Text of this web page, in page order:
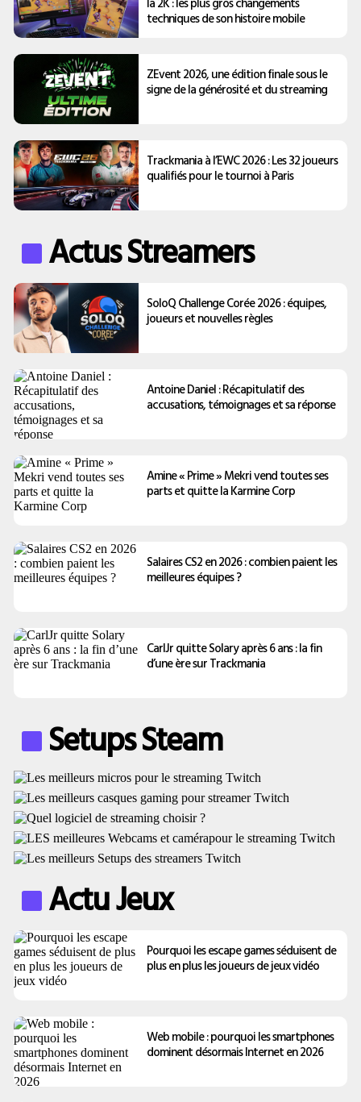
techniques de son histoire mobile
ZEvent 2026, une édition finale sous le
signe de la générosité et du streaming
Trackmania à l’EWC 2026 : Les 32 joueurs
qualifiés pour le tournoi à Paris
Actus Streamers
SoloQ Challenge Corée 2026 : équipes,
joueurs et nouvelles règles
Antoine Daniel : Récapitulatif des
accusations, témoignages et sa réponse
Amine « Prime » Mekri vend toutes ses
parts et quitte la Karmine Corp
Salaires CS2 en 2026 : combien paient les
meilleures équipes ?
CarlJr quitte Solary après 6 ans : la fin
d’une ère sur Trackmania
Setups Steam
Actu Jeux
Pourquoi les escape games séduisent de
plus en plus les joueurs de jeux vidéo
Web mobile : pourquoi les smartphones
dominent désormais Internet en 2026